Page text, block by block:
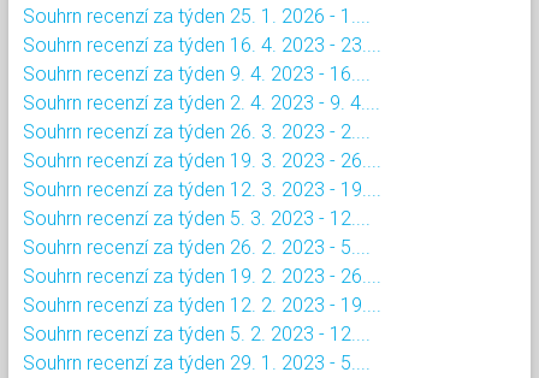
Souhrn recenzí za týden 25. 1. 2026 - 1....
Souhrn recenzí za týden 16. 4. 2023 - 23....
Souhrn recenzí za týden 9. 4. 2023 - 16....
Souhrn recenzí za týden 2. 4. 2023 - 9. 4....
Souhrn recenzí za týden 26. 3. 2023 - 2....
Souhrn recenzí za týden 19. 3. 2023 - 26....
Souhrn recenzí za týden 12. 3. 2023 - 19....
Souhrn recenzí za týden 5. 3. 2023 - 12....
Souhrn recenzí za týden 26. 2. 2023 - 5....
Souhrn recenzí za týden 19. 2. 2023 - 26....
Souhrn recenzí za týden 12. 2. 2023 - 19....
Souhrn recenzí za týden 5. 2. 2023 - 12....
Souhrn recenzí za týden 29. 1. 2023 - 5....